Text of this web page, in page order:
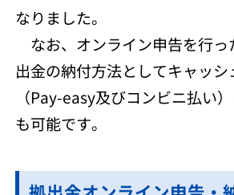
なりました。
なお、オンライン申告を行っ
出金の納付方法としてキャッ
（Pay-easy及びコンビニ払い
も可能です。